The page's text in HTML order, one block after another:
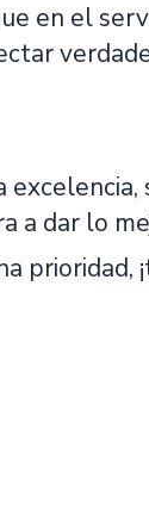
en el
a dar lo
prioridad,